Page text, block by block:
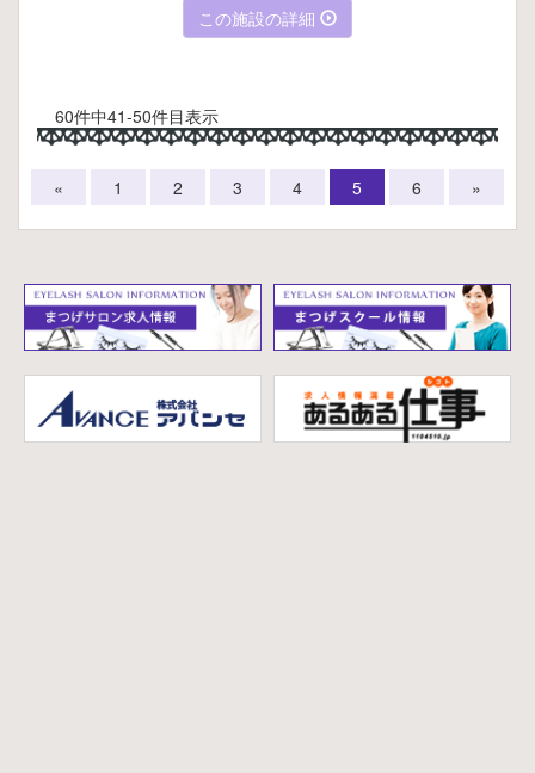
この施設の詳細
60件中41-50件目表示
« 1 2 3 4 5 6 »